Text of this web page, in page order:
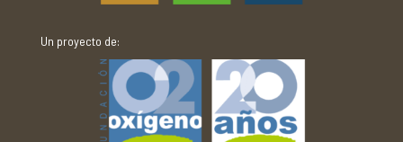
Un proyecto de: